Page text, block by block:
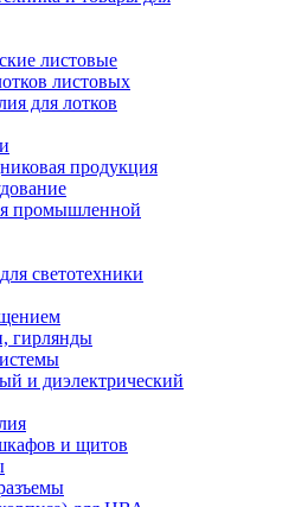
листовые
листовых
для лотков
продукция
промышленной
светотехники
гирлянды
и диэлектрический
и щитов